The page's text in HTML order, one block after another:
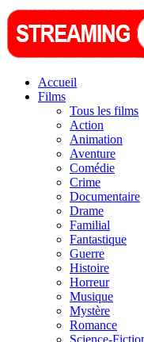
Accueil
Films
Tous les films
Action
Animation
Aventure
Comédie
Crime
Documentaire
Drame
Familial
Fantastique
Guerre
Histoire
Horreur
Musique
Mystère
Romance
Science-